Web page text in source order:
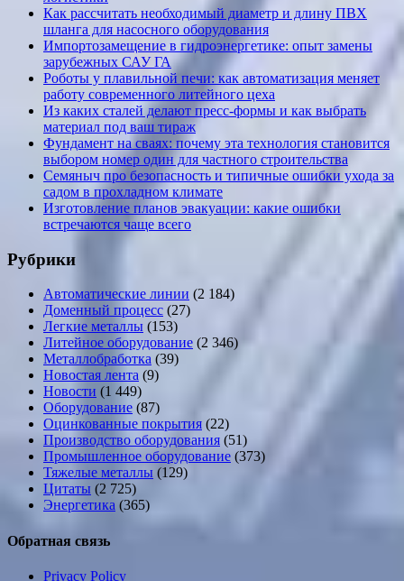
Как рассчитать необходимый диаметр и длину ПВХ
шланга для насосного оборудования
Импортозамещение в гидроэнергетике: опыт замены
зарубежных САУ ГА
Роботы у плавильной печи: как автоматизация меняет
работу современного литейного цеха
Из каких сталей делают пресс-формы и как выбрать
материал под ваш тираж
Фундамент на сваях: почему эта технология становится
выбором номер один для частного строительства
Семяныч про безопасность и типичные ошибки ухода за
садом в прохладном климате
Изготовление планов эвакуации: какие ошибки
встречаются чаще всего
Рубрики
Автоматические линии (2 184)
Доменный процесс (27)
Легкие металлы (153)
Литейное оборудование (2 346)
Металлобработка (39)
Новостая лента (9)
Новости (1 449)
Оборудование (87)
Оцинкованные покрытия (22)
Производство оборудования (51)
Промышленное оборудование (373)
Тяжелые металлы (129)
Цитаты (2 725)
Энергетика (365)
Обратная связь
Privacy Policy